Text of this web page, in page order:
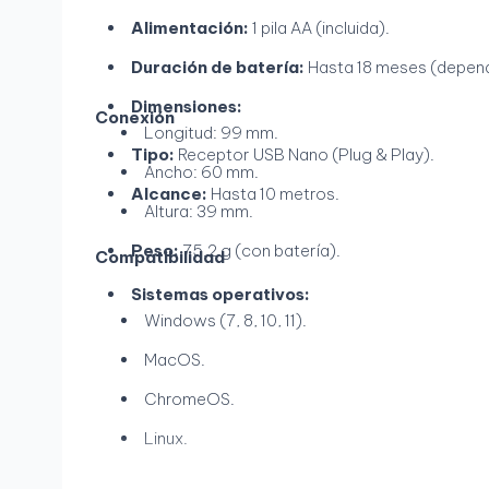
Alimentación: 1 pila AA (incluida).
Duración de batería: Hasta 18 meses
Dimensiones:
Longitud: 99 mm.
Ancho: 60 mm.
Altura: 39 mm.
Peso:75.2 g (con batería).
Conexión
Tipo: Receptor USB Nano (Plug & Play).
Alcance: Hasta 10 metros.
Compatibilidad
Sistemas operativos:
Windows (7, 8, 10, 11).
MacOS.
ChromeOS.
Linux.